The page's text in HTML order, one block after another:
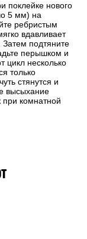
поклейке нового
5 мм) на
ребристым
вдавливает
подтяните
перышком и
цикл несколько
только
стянутся и
высыхание
при комнатной